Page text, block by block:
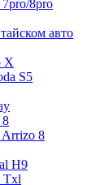
8pro
авто
X
S5
Arrizo 8
H9
Txl